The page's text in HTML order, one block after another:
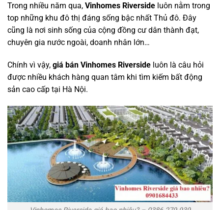
Trong nhiều năm qua, Vinhomes Riverside luôn nằm trong
top những khu đô thị đáng sống bậc nhất Thủ đô. Đây
cũng là nơi sinh sống của cộng đồng cư dân thành đạt,
chuyên gia nước ngoài, doanh nhân lớn…
Chính vì vậy, giá bán Vinhomes Riverside luôn là câu hỏi
được nhiều khách hàng quan tâm khi tìm kiếm bất động
sản cao cấp tại Hà Nội.